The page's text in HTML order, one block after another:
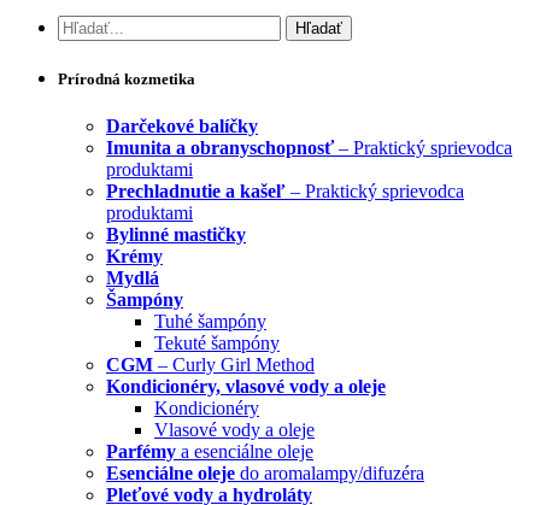
Prírodná kozmetika
Darčekové balíčky
Imunita a obranyschopnosť– Praktický sprievodca
produktami
Prechladnutie a kašeľ – Praktický sprievodca
produktami
Bylinné mastičky
Krémy
Mydlá
Šampóny
Tuhé šampóny
Tekuté šampóny
CGM – Curly Girl Method
Kondicionéry, vlasové vody a oleje
Kondicionéry
Vlasové vody a oleje
Parfémy a esenciálne oleje
Esenciálne oleje do aromalampy/difuzéra
Pleťové vody a hydroláty